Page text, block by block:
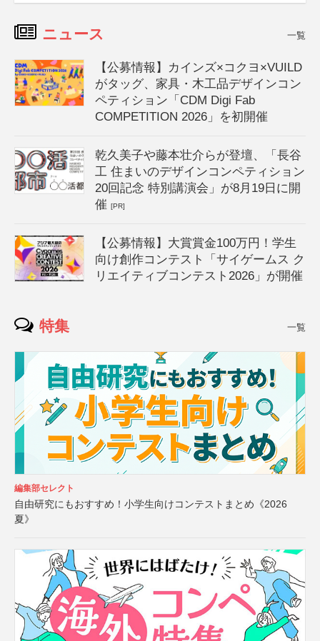
ニュース 一覧
【公募情報】カインズ×コクヨ×VUILD
がタッグ、家具・木工品デザインコン
ペティション「CDM Digi Fab
COMPETITION 2026」を初開催
乾久美子や藤本壮介らが登壇、「長谷
工 住まいのデザインコンペティション
20回記念 特別講演会」が8月19日に開
催[PR]
【公募情報】大賞賞金100万円！学生
向け創作コンテスト「サイゲームス ク
リエイティブコンテスト2026」が開催
特集 一覧
編集部セレクト
自由研究にもおすすめ！小学生向けコンテストまとめ《2026
夏》